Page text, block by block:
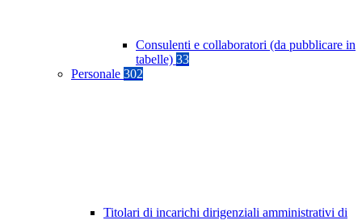
Consulenti e collaboratori (da pubblicare in
tabelle) 33
Personale 302
Titolari di incarichi dirigenziali amministrativi di